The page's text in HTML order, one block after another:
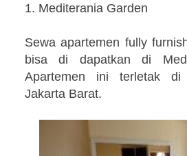
1. Mediterania Garden
Sewa apartemen fully
bisa di dapatkan di
Apartemen ini terletak di
Jakarta Barat.